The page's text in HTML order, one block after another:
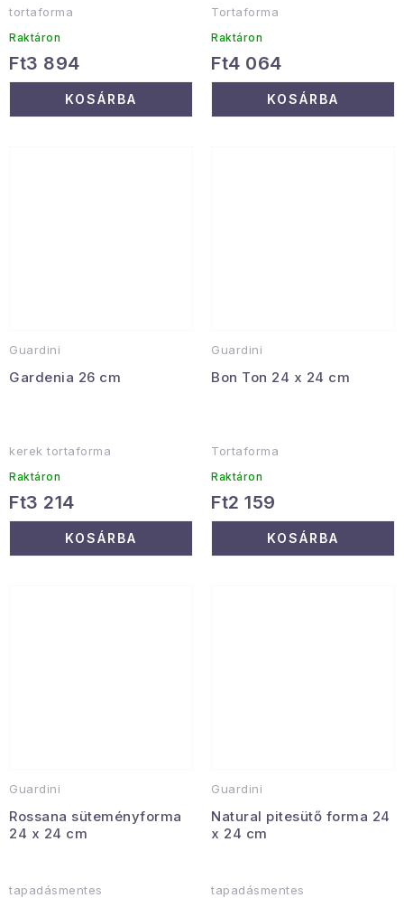
tortaforma
Raktáron
Ft3 894
KOSÁRBA
Tortaforma
Raktáron
Ft4 064
KOSÁRBA
Guardini
Gardenia 26 cm
kerek tortaforma
Raktáron
Ft3 214
KOSÁRBA
Guardini
Bon Ton 24 x 24 cm
Tortaforma
Raktáron
Ft2 159
KOSÁRBA
Guardini
Rossana süteményforma
24 x 24 cm
tapadásmentes
Guardini
Natural pitesütő forma 24
x 24 cm
tapadásmentes